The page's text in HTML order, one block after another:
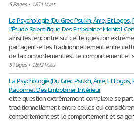
5 Pages• 1851 Vues
La Psychologie (Du Grec Psukh, Âme, Et
l'Étude Scientifique Des Embobiner Mental
ainsi les rencontre sur cette question
partagent-elles traditionnellement entre
de la comportement est le comportement et
5 Pages• 1892 Vues
La Psychologie (Du Grec Psukh, Âme, Et
Rationnel Des Embobiner Intérieur
ette question extrêmement complexe se
traditionnellement entre celles qui
comportement est le comportement et sa